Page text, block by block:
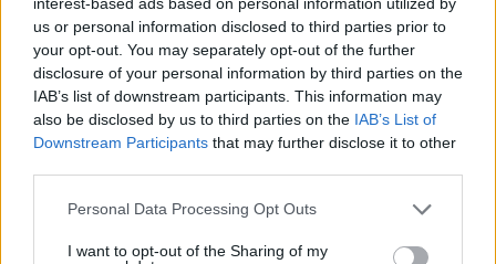
us or personal information disclosed to third parties prior to
your opt-out. You may separately opt-out of the further
disclosure of your personal information by third parties on the
IAB’s list of downstream participants. This information may
also be disclosed by us to third parties on the IAB’s List of
Downstream Participants that may further disclose it to other
Please note that this website/app uses one or more Google
not limited to your visit or usage behaviour. You may click to
Personal Data Processing Opt Outs
I want to opt-out of the Sharing of my